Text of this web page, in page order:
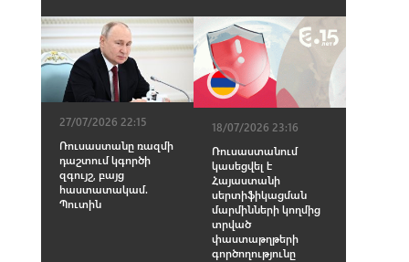
27/07/2026 22:15
Ռուսաստանը ռազմի
դաշտում կգործի
զգույշ, բայց
հաստատակամ.
Պուտին
18/07/2026 23:16
Ռուսաստանում
կասեցվել է
Հայաստանի
սերտիֆիկացման
մարմինների կողմից
տրված
փաստաթղթերի
գործողությունը